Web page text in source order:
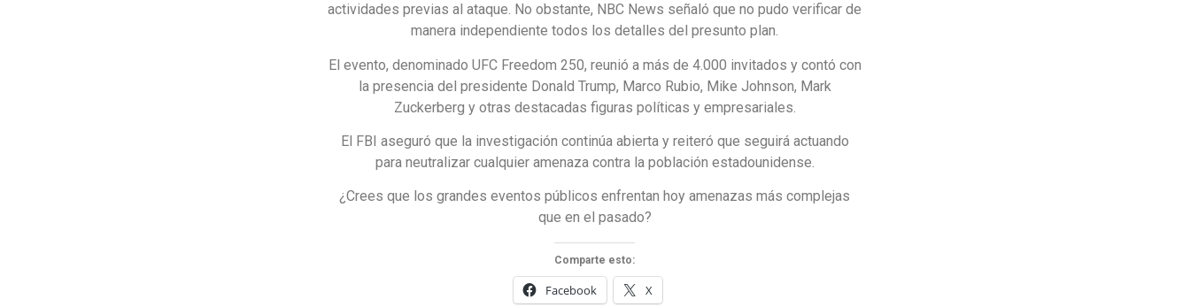
actividades previas al ataque. No obstante, NBC News señaló que no pudo verificar de
manera independiente todos los detalles del presunto plan.
El evento, denominado UFC Freedom 250, reunió a más de 4.000 invitados y contó con
la presencia del presidente Donald Trump, Marco Rubio, Mike Johnson, Mark
Zuckerberg y otras destacadas figuras políticas y empresariales.
El FBI aseguró que la investigación continúa abierta y reiteró que seguirá actuando
para neutralizar cualquier amenaza contra la población estadounidense.
¿Crees que los grandes eventos públicos enfrentan hoy amenazas más complejas
que en el pasado?
Comparte esto:
Facebook X